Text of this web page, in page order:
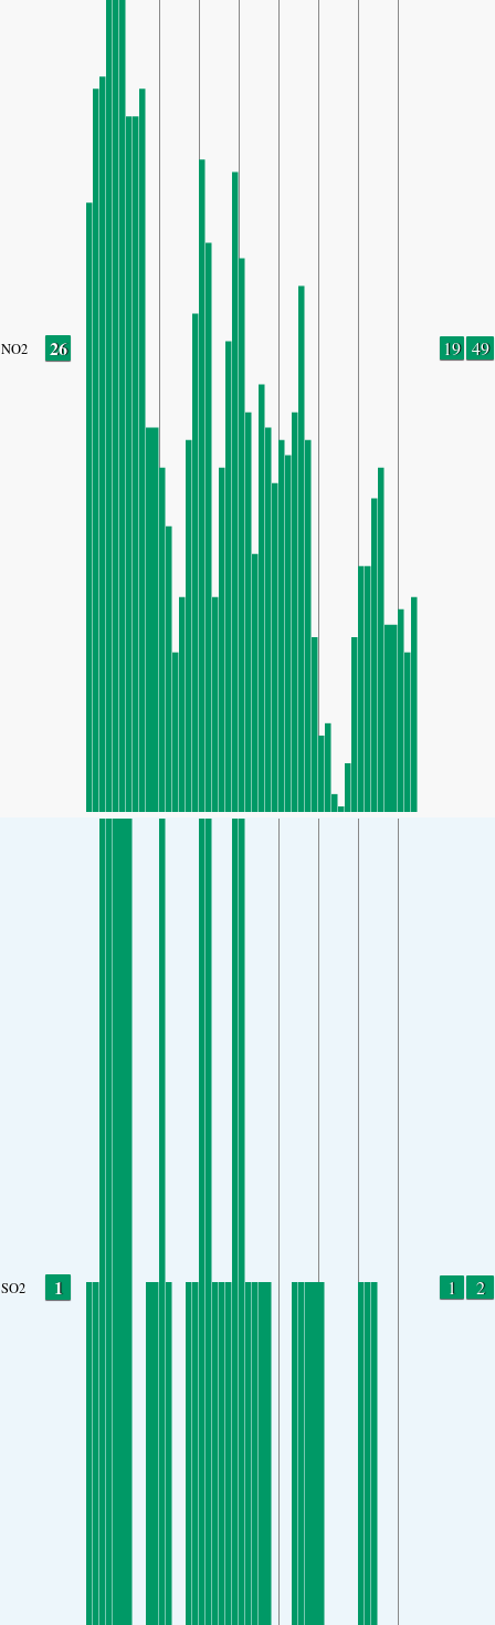
NO2 26 19 49
SO2 1 1 2